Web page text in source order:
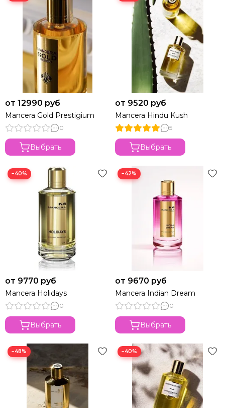
от 12990 руб
Mancera Gold Prestigium
0
Выбрать
от 9520 руб
Mancera Hindu Kush
5
Выбрать
−40%
от 9770 руб
Mancera Holidays
0
Выбрать
−42%
от 9670 руб
Mancera Indian Dream
0
Выбрать
−48% −40%